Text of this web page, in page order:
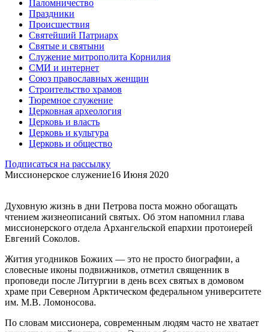
Паломничество
Праздники
Происшествия
Святейший Патриарх
Святые и святыни
Служение митрополита Корнилия
СМИ и интернет
Союз православных женщин
Строительство храмов
Тюремное служение
Церковная археология
Церковь и власть
Церковь и культура
Церковь и общество
Подписаться на рассылку
Миссионерское служение16 Июня 2020
Духовную жизнь в дни Петрова поста можно обогащать
чтением жизнеописаний святых. Об этом напомнил глава
миссионерского отдела Архангельской епархии протоиерей
Евгений Соколов.
Жития угодников Божиих — это не просто биографии, а
словесные иконы подвижников, отметил священник в
проповеди после Литургии в день всех святых в домовом
храме при Северном Арктическом федеральном университете
им. М.В. Ломоносова.
По словам миссионера, современным людям часто не хватает